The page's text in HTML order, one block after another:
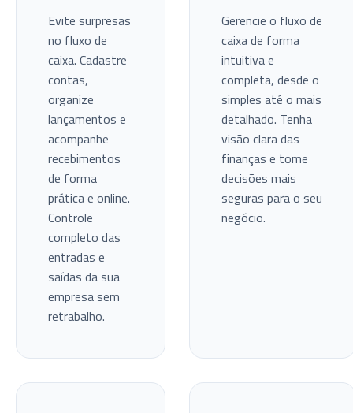
Evite surpresas
no fluxo de
caixa. Cadastre
contas,
organize
lançamentos e
acompanhe
recebimentos
de forma
prática e online.
Controle
completo das
entradas e
saídas da sua
empresa sem
retrabalho.
Gerencie o fluxo de
caixa de forma
intuitiva e
completa, desde o
simples até o mais
detalhado. Tenha
visão clara das
finanças e tome
decisões mais
seguras para o seu
negócio.